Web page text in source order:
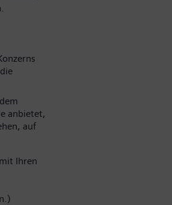
anbietet,
auf
Ihren